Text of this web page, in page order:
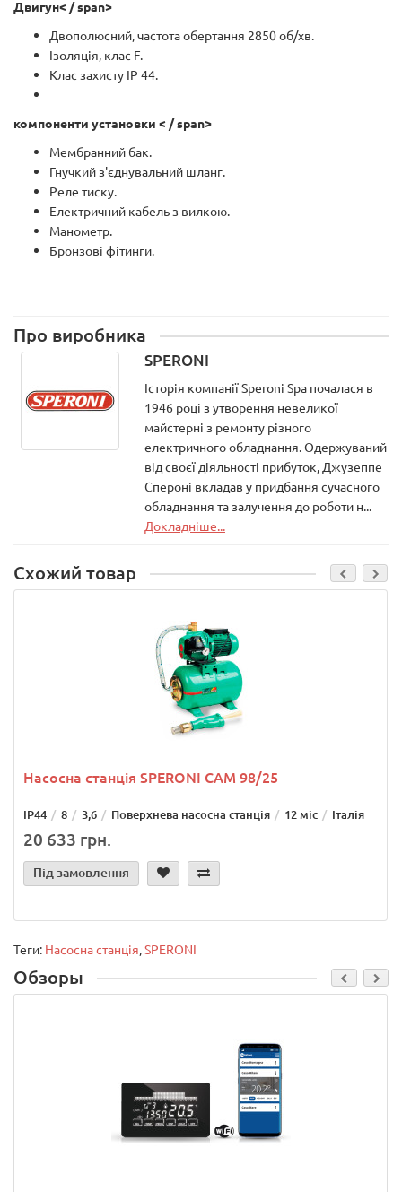
Двигун< / span>
Двополюсний, частота обертання 2850 об/хв.
Ізоляція, клас F.
Клас захисту IP 44.
компоненти установки < / span>
Мембранний бак.
Гнучкий з'єднувальний шланг.
Реле тиску.
Електричний кабель з вилкою.
Манометр.
Бронзові фітинги.
Про виробника
SPERONI
Історія компанії Speroni Spa почалася в
1946 році з утворення невеликої
майстерні з ремонту різного
електричного обладнання. Одержуваний
від своєї діяльності прибуток, Джузеппе
Спероні вкладав у придбання сучасного
обладнання та залучення до роботи н...
Докладніше...
Схожий товар
Насосна станція SPERONI CAM 98/25
IP44 8 3,6 Поверхнева насосна станція 12 міс Італія
20 633 грн.
Під замовлення
Теги: Насосна станція,SPERONI
Обзоры